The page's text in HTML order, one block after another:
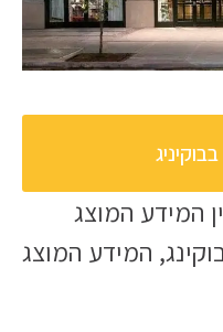
המידע המוצג
המידע המוצג